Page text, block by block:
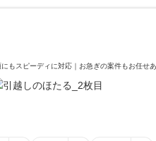
もスピーディに対応｜お急ぎの案件もお任せ